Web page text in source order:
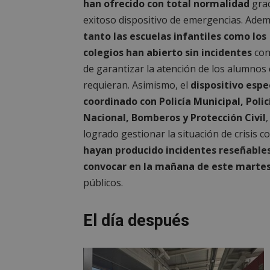
han ofrecido con total normalidad
exitoso dispositivo de emergencias.
tanto las escuelas infantiles como los
colegios han abierto sin incidentes
de garantizar la atención de los alumnos
requieran. Asimismo, el dispositivo
coordinado con Policía Municipal,
Nacional, Bomberos y Protección Civil
logrado gestionar la situación de crisis
hayan producido incidentes
convocar en la mañana de este
públicos.
El día después
__cf_bm
__cf_bm
cf_clearance